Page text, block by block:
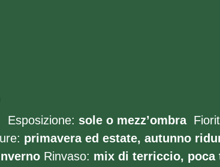
sole o mezz’ombra
primavera ed estate, autunno
Rinvaso: mix di terriccio, poca